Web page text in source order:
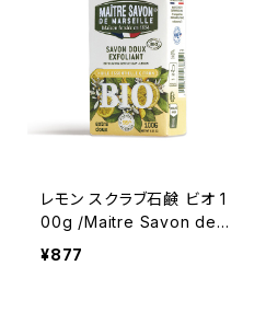
レモン スクラブ石鹸 ビオ 1
00g /Maitre Savon de
Marseille/メートル・サボ
¥877